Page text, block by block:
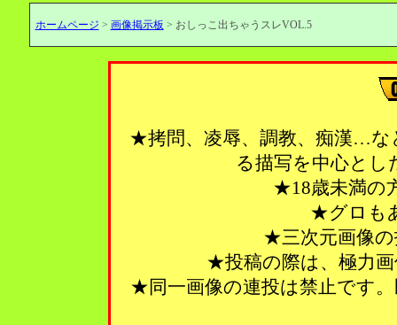
ホームページ > 画像掲示板 > おしっこ出ちゃうスレVOL.5
★拷問、凌辱、調教、痴漢…な
る描写を中心とし
★18歳未満の
★グロも
★三次元画像
★投稿の際は、極力
★同一画像の連投は禁止です